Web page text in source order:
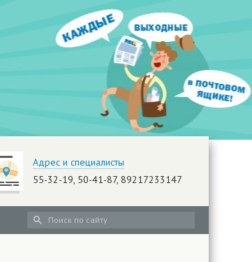
Адрес и специалисты
55-32-19, 50-41-87, 89217233147